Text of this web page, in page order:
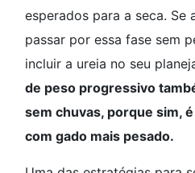
esperados para a seca. Se
passar por essa fase sem
incluir a ureia no seu
de peso progressivo
sem chuvas, porque sim,
com gado mais pesado.